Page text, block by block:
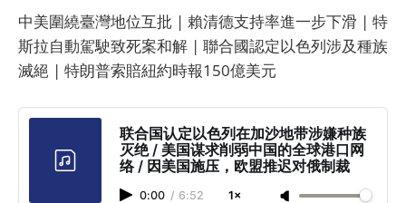
中美圍繞臺灣地位互批 | 賴清德支持率進一步下滑 | 特
斯拉自動駕駛致死案和解 | 聯合國認定以色列涉及種族
滅絕 | 特朗普索賠紐約時報150億美元
联合国认定以色列在加沙地带涉嫌种族
灭绝 / 美国谋求削弱中国的全球港口网
络 / 因美国施压，欧盟推迟对俄制裁
0:00 / 6:52 1×